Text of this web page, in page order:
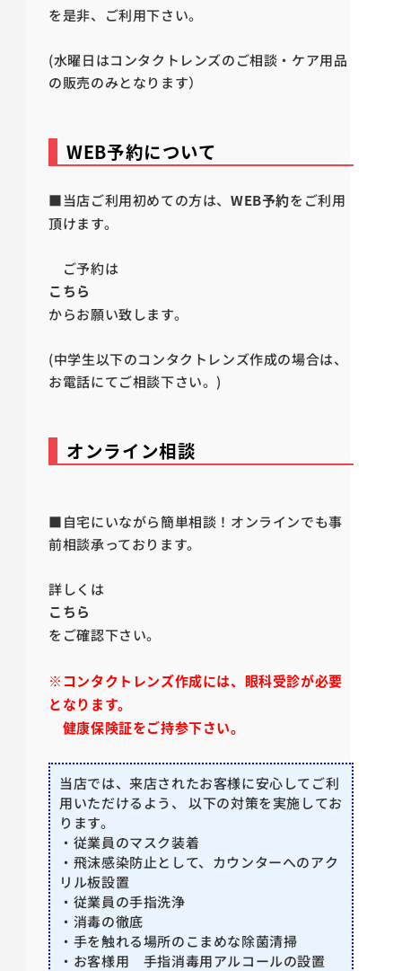
を是非、ご利用下さい。
(水曜日はコンタクトレンズのご相談・ケア用品
の販売のみとなります）
WEB予約について
■当店ご利用初めての方は、 WEB予約をご利用
頂けます。
ご予約は
こちら
からお願い致します。
(中学生以下のコンタクトレンズ作成の場合は、
お電話にてご相談下さい。)
オンライン相談
■自宅にいながら簡単相談！オンラインでも事
前相談承っております。
詳しくは
こちら
をご確認下さい。
※コンタクトレンズ作成には、眼科受診が必要
となります。
健康保険証をご持参下さい。
当店では、来店されたお客様に安心してご利
用いただけるよう、 以下の対策を実施してお
ります。
・従業員のマスク装着
・飛沫感染防止として、カウンターへのアク
リル板設置
・従業員の手指洗浄
・消毒の徹底
・手を触れる場所のこまめな除菌清掃
・お客様用 手指消毒用アルコールの設置